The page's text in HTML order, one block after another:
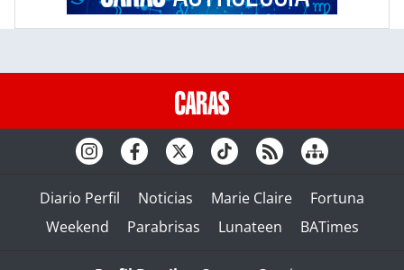
Diario Perfil Noticias Marie Claire
Fortuna
Weekend
Parabrisas Lunateen BATimes